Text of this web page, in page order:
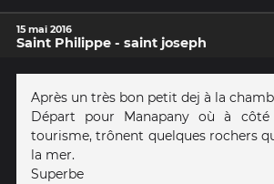
15 mai 2016
Saint Philippe - saint joseph
Après un très bon petit dej à la
Départ pour Manapany où à
tourisme, trônent quelques rochers
la mer.
Superbe